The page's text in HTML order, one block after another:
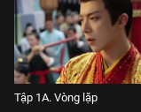
Tập 1A. Vòng lặp